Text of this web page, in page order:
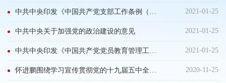
中共中央印发《中国共产党支部工作条例（试行）》 2021-01-25
中共中央关于加强党的政治建设的意见 2021-01-25
中共中央印发《中国共产党党员教育管理工作条例》 2021-01-25
怀进鹏围绕学习宣传贯彻党的十九届五中全会精神作专题宣讲报告 2020-11-25